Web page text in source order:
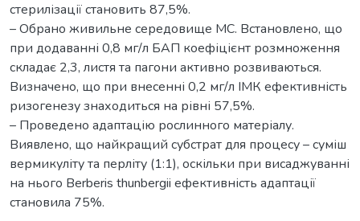
стерилізації становить 87,5%.
– Обрано живильне середовище МС. Встановлено, що
при додаванні 0,8 мг/л БАП коефіцієнт розмноження
складає 2,3, листя та пагони активно розвиваються.
Визначено, що при внесенні 0,2 мг/л ІМК ефективність
ризогенезу знаходиться на рівні 57,5%.
– Проведено адаптацію рослинного матеріалу.
Виявлено, що найкращий субстрат для процесу – суміш
вермикуліту та перліту (1:1), оскільки при висаджуванні
на нього Berberis thunbergii ефективність адаптації
становила 75%.